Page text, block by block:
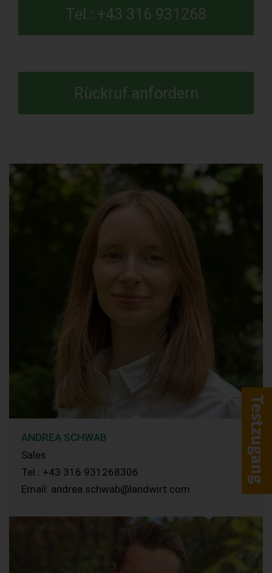
Tel.: +43 316 931268
Rückruf anfordern
ANDREA SCHWAB
Sales
Tel.: +43 316 931268306
Email: andrea.schwab@landwirt.com